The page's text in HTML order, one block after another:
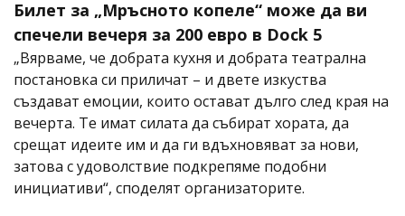
Билет за „Мръсното копеле“ може да ви
спечели вечеря за 200 евро в Dock 5
„Вярваме, че добрата кухня и добрата театрална
постановка си приличат – и двете изкуства
създават емоции, които остават дълго след края на
вечерта. Те имат силата да събират хората, да
срещат идеите им и да ги вдъхновяват за нови,
затова с удоволствие подкрепяме подобни
инициативи“, споделят организаторите.